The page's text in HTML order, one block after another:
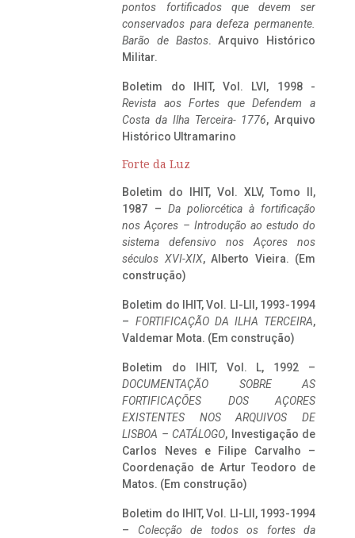
pontos fortificados que devem ser
conservados para defeza permanente.
Barão de Bastos. Arquivo Histórico
Militar.
Boletim do IHIT, Vol. LVI, 1998 -
Revista aos Fortes que Defendem a
Costa da Ilha Terceira- 1776, Arquivo
Histórico Ultramarino
Forte da Luz
Boletim do IHIT, Vol. XLV, Tomo II,
1987 – Da poliorcética à fortificação
nos Açores – Introdução ao estudo do
sistema defensivo nos Açores nos
séculos XVI-XIX, Alberto Vieira. (Em
construção)
Boletim do IHIT, Vol. LI-LII, 1993-1994
– FORTIFICAÇÃO DA ILHA TERCEIRA,
Valdemar Mota. (Em construção)
Boletim do IHIT, Vol. L, 1992 –
DOCUMENTAÇÃO SOBRE AS
FORTIFICAÇÕES DOS AÇORES
EXISTENTES NOS ARQUIVOS DE
LISBOA – CATÁLOGO, Investigação de
Carlos Neves e Filipe Carvalho –
Coordenação de Artur Teodoro de
Matos. (Em construção)
Boletim do IHIT, Vol. LI-LII, 1993-1994
– Colecção de todos os fortes da